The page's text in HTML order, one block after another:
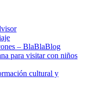
– BlaBlaBlog
para visitar con niños
cultural y